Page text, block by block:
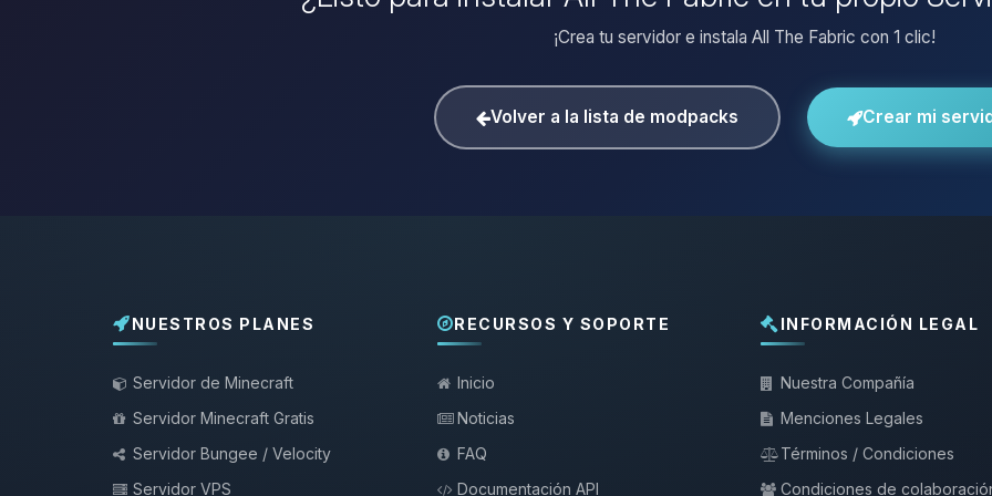
¡Crea tu servidor e instala All The Fabric con 1 clic!
Volver a la lista de modpacks Crear mi
NUESTROS PLANES
Servidor de Minecraft
Servidor Minecraft Gratis
Servidor Bungee / Velocity
Servidor VPS
RECURSOS Y SOPORTE
Inicio
Noticias
FAQ
Documentación API
INFORMACIÓN LEGAL
Nuestra Compañía
Menciones Legales
Términos / Condiciones
Condiciones de